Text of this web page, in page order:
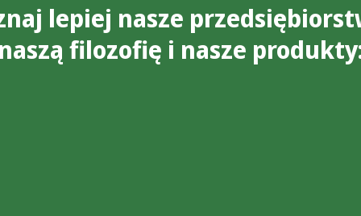
lepiej nasze
filozofię i nasze